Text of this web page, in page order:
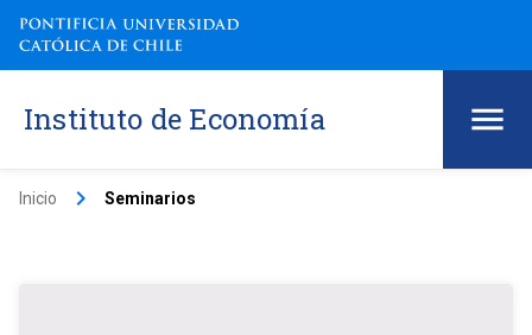
Instituto de Economía
Inicio keyboard_arrow_right Seminarios